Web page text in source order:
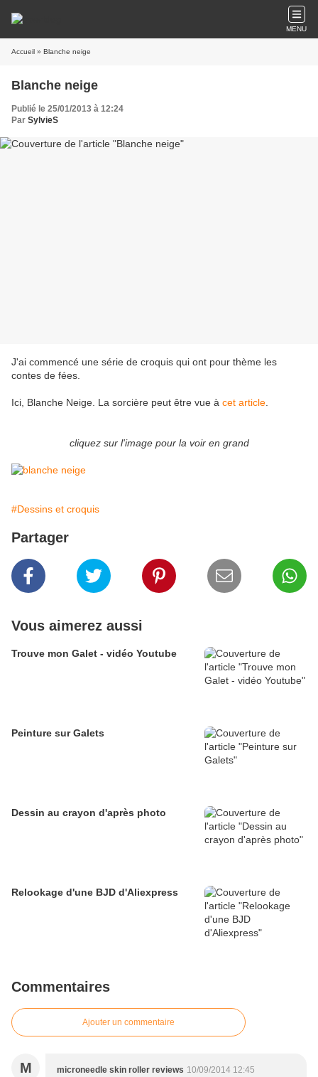
MENU
Accueil » Blanche neige
Blanche neige
Publié le 25/01/2013 à 12:24
Par SylvieS
J'ai commencé une série de croquis qui ont pour thème les
contes de fées.
Ici, Blanche Neige. La sorcière peut être vue à cet article
cliquez sur l'image pour la voir en grand
#Dessins et croquis
Partager
Vous aimerez aussi
Trouve mon Galet - vidéo Youtube
Peinture sur Galets
Dessin au crayon d'après photo
Relookage d'une BJD d'Aliexpress
Commentaires
Ajouter un commentaire
M microneedle skin roller reviews 10/09/2014 12:45